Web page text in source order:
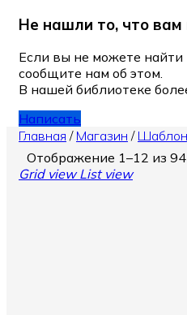
Не нашли то, что вам
Если вы не можете
сообщите нам об этом.
В нашей библиотеке
Написать
Главная / Магазин /
Отображение 1–12 из 94
Grid view List view